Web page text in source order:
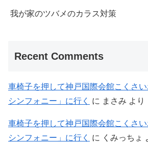
我が家のツバメのカラス対策
Recent Comments
車椅子を押して神戸国際会館こくさ
シンフォニー」に行く
に まさみ より
車椅子を押して神戸国際会館こくさ
シンフォニー」に行く
に くみっちょ